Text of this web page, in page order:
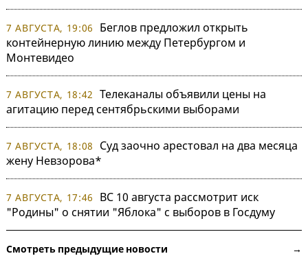
7 АВГУСТА, 19:06
Беглов предложил открыть
контейнерную линию между Петербургом и
Монтевидео
7 АВГУСТА, 18:42 Телеканалы объявили цены на
агитацию перед сентябрьскими выборами
7 АВГУСТА, 18:08
Суд заочно арестовал на два месяца
жену Невзорова*
7 АВГУСТА, 17:46
ВС 10 августа рассмотрит иск
"Родины" о снятии "Яблока" с выборов в Госдуму
Смотреть предыдущие новости →